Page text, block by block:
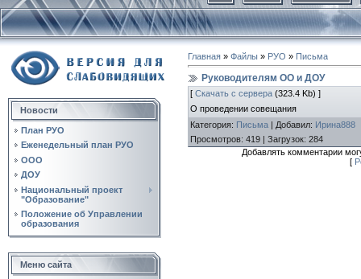
Новости
План РУО
Еженедельный план РУО
ООО
ДОУ
Национальный проект
"Образование"
Положение об Управлении
образования
Меню сайта
Главная » Файлы » РУО » Письма
Руководителям ОО и ДОУ
[ Скачать с сервера (323.4 Kb) ]
О проведении совещания
Категория: Письма | Добавил: Ирина888
Просмотров: 419 | Загрузок: 284
Добавлять комментарии
[